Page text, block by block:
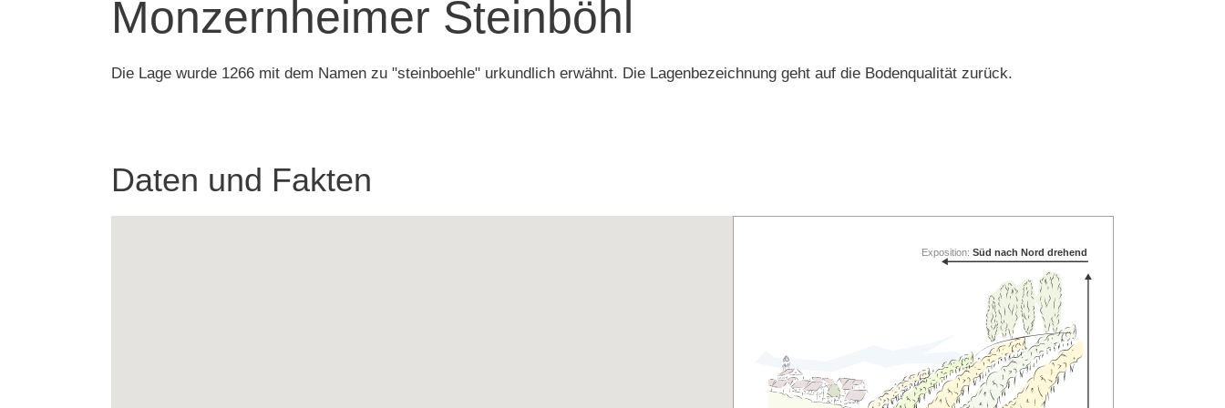
Monzernheimer Steinböhl
Die Lage wurde 1266 mit dem Namen zu "steinboehle" urkundlich erwähnt. Die Lagenbezeichnung geht auf die Bodenqualität zurück.
Daten und Fakten
Exposition:Süd nach Nord drehend